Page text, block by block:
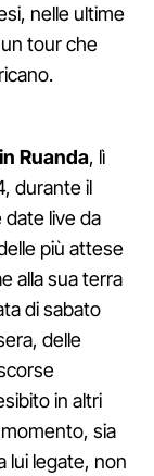
nelle ultime
tour che
Ruanda, lì
durante il
live da
più attese
alla sua terra
di sabato
delle
in altri
sia
lui legate, non